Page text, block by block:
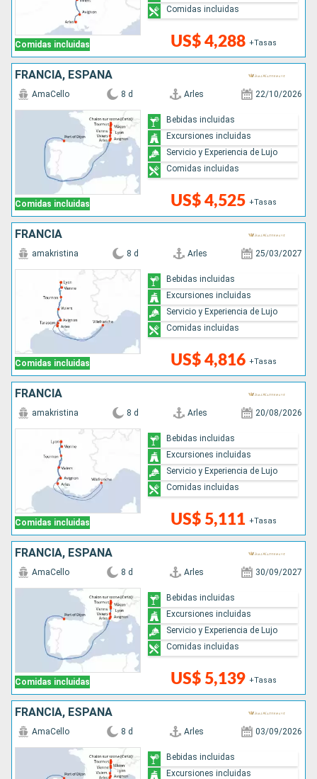
Comidas incluidas US$ 4,288 +Tasas
Comidas incluidas
FRANCIA, ESPAÑA
Comidas incluidas
AmaCello 8 d Arles 22/10/2026
US$ 4,525 +Tasas
Bebidas incluidas
Excursiones incluidas
Servicio y Experiencia de Lujo
Comidas incluidas
FRANCIA
Comidas incluidas
amakristina 8 d Arles 25/03/2027
US$ 4,816 +Tasas
Bebidas incluidas
Excursiones incluidas
Servicio y Experiencia de Lujo
Comidas incluidas
FRANCIA
Comidas incluidas
amakristina 8 d Arles 20/08/2026
US$ 5,111 +Tasas
Bebidas incluidas
Excursiones incluidas
Servicio y Experiencia de Lujo
Comidas incluidas
FRANCIA, ESPAÑA
Comidas incluidas
AmaCello 8 d Arles 30/09/2027
US$ 5,139 +Tasas
Bebidas incluidas
Excursiones incluidas
Servicio y Experiencia de Lujo
Comidas incluidas
FRANCIA, ESPAÑA
AmaCello 8 d Arles 03/09/2026
Bebidas incluidas
Excursiones incluidas